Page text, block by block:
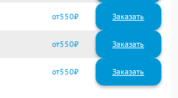
550
550
550